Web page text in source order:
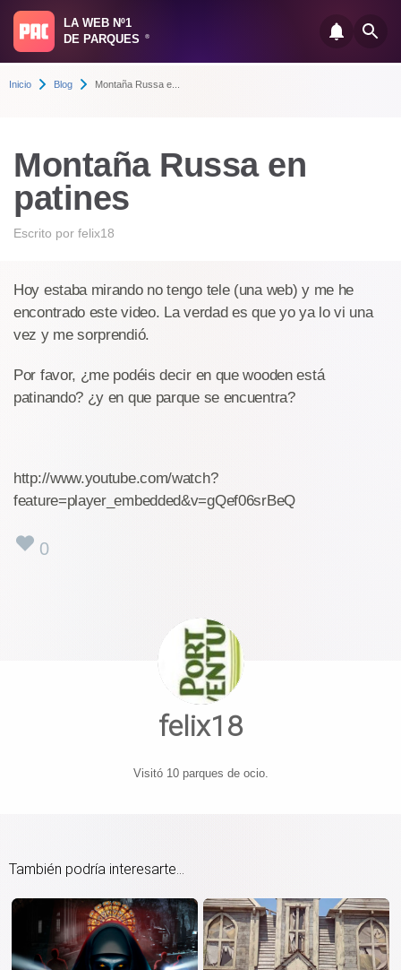
LA WEB Nº1
DE PARQUES
®
Inicio Blog Montaña Russa e...
Montaña Russa en
patines
Escrito por felix18
Hoy estaba mirando no tengo tele (una web) y me he
encontrado este video. La verdad es que yo ya lo vi una
vez y me sorprendió.
Por favor, ¿me podéis decir en que wooden está
patinando? ¿y en que parque se encuentra?
http://www.youtube.com/watch?
feature=player_embedded&v=gQef06srBeQ
0
felix18
Visitó 10 parques de ocio.
También podría interesarte...